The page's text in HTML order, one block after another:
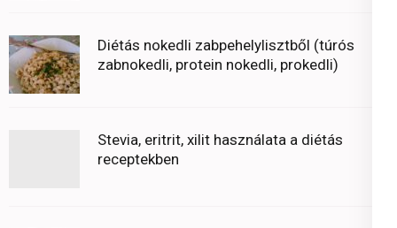
Diétás nokedli zabpehelylisztből (túrós
zabnokedli, protein nokedli, prokedli)
Stevia, eritrit, xilit használata a diétás
receptekben